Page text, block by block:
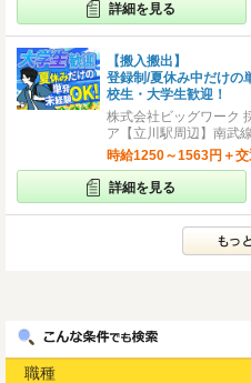
詳細を見る
【搬入搬出】
登録制/夏休み中だけ
校生・大学生歓迎！
株式会社ビッグワーク
ア【立川駅周辺】南武
時給1250～1563円＋交
詳細を見る
職種